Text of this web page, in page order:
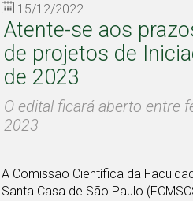
15/12/2022
Atente-se aos
de projetos de
de 2023
O edital ficará aberto entre
2023
A Comissão Científica da
Santa Casa de São Paulo